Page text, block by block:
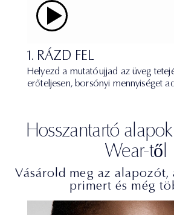
1. RÁZD FEL
Helyezd a mutatóujjad az üveg
erőteljesen, borsónyi mennyiséget
Hosszantartó
Wear-től
Vásárold meg az
primert és még